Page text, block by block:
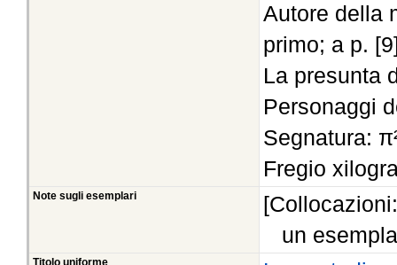
Autore della
primo; a p.
La presunta
Personaggi
Segnatura:
Fregio
Note sugli esemplari
un
Titolo uniforme